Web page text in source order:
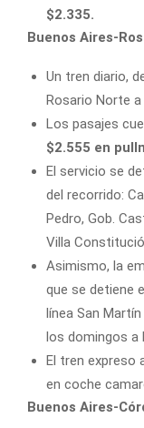
$2.335.
Buenos Aires-
Un tren diario,
Rosario Norte a
Los pasajes
$2.555 en
El servicio se
del recorrido:
Pedro, Gob.
Villa
Asimismo, la
que se detiene
línea San
los domingos a
El tren expreso
en coche
Buenos Aires-